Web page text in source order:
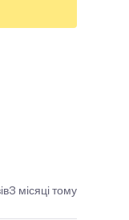
3 місяці тому